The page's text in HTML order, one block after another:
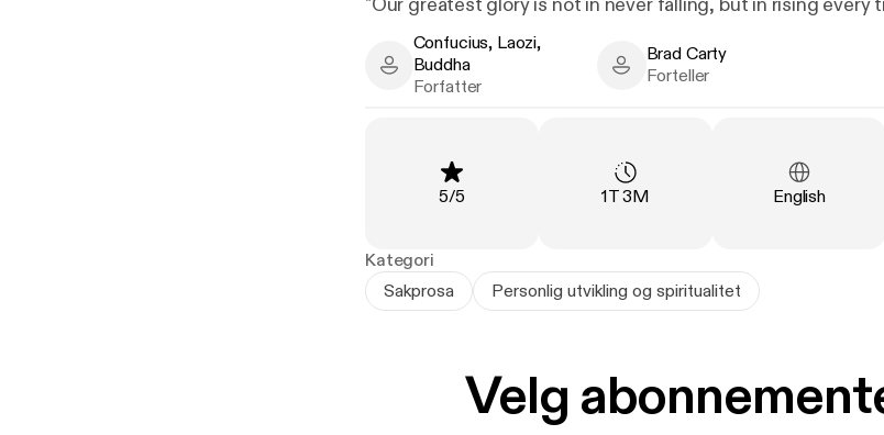
not matter how slowly you go so long as you do not stop.",
you want to understand modern-day China or just learn
in life.
Confucius, Laozi, Buddha - Author
Confucius, Laozi,
Buddha
Forfatter
Brad Carty - Narrator
Brad Carty
Forteller
Vurdering
5/5 Varighet
1T 3M Språk:
English
Kategori
Sakprosa
Personlig utvikling og spiritualitet
Velg